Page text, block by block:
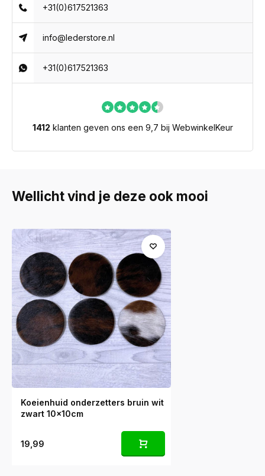
+31(0)617521363
info@lederstore.nl
+31(0)617521363
1412 klanten geven ons een 9,7 bij WebwinkelKeur
Wellicht vind je deze ook mooi
Koeienhuid onderzetters bruin wit
zwart 10x10cm
19,99